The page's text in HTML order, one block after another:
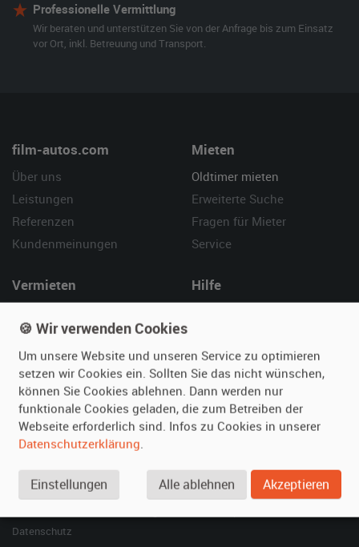
Professionelle Vermittlung
Wir beraten und unterstützen Sie von der Anfrage bis zum Einsatz
vor Ort, inkl. Betreuung und Transport.
film-autos.com
Über uns
Leistungen
Referenzen
Kundenmeinungen
Mieten
Oldtimer mieten
Erweiterte Suche
Fragen für Mieter
Service
Vermieten
Fotos senden
Fragen für Vermieter
Inserat verwalten
Hilfe
Kontakt
SPECIAL
Berühmte Filmautos –
Datenschutz
🍪 Wir verwenden Cookies
Um unsere Website und unseren Service zu optimieren
setzen wir Cookies ein. Sollten Sie das nicht wünschen,
können Sie Cookies ablehnen. Dann werden nur
funktionale Cookies geladen, die zum Betreiben der
Webseite erforderlich sind. Infos zu Cookies in unserer
Datenschutzerklärung.
Einstellungen Alle ablehnen Akzeptieren